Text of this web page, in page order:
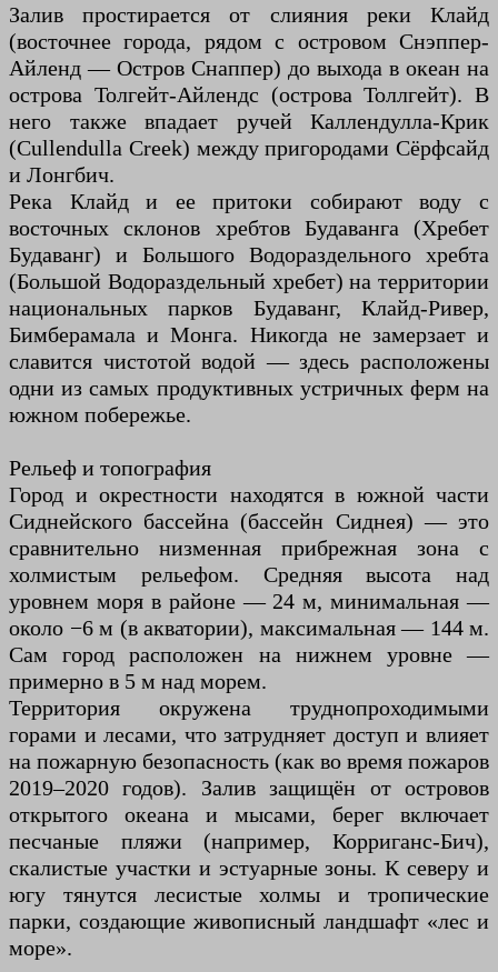
Залив простирается от слияния реки Клайд
(восточнее города, рядом с островом Снэппер-
Айленд — Остров Снаппер) до выхода в океан на
острова Толгейт-Айлендс (острова Толлгейт). В
него также впадает ручей Каллендулла-Крик
(Cullendulla Creek) между пригородами Сёрфсайд
и Лонгбич.
Река Клайд и ее притоки собирают воду с
восточных склонов хребтов Будаванга (Хребет
Будаванг) и Большого Водораздельного хребта
(Большой Водораздельный хребет) на территории
национальных парков Будаванг, Клайд-Ривер,
Бимберамала и Монга. Никогда не замерзает и
славится чистотой водой — здесь расположены
одни из самых продуктивных устричных ферм на
южном побережье.
Рельеф и топография
Город и окрестности находятся в южной части
Сиднейского бассейна (бассейн Сиднея) — это
сравнительно низменная прибрежная зона с
холмистым рельефом. Средняя высота над
уровнем моря в районе — 24 м, минимальная —
около −6 м (в акватории), максимальная — 144 м.
Сам город расположен на нижнем уровне —
примерно в 5 м над морем.
Территория окружена труднопроходимыми
горами и лесами, что затрудняет доступ и влияет
на пожарную безопасность (как во время пожаров
2019–2020 годов). Залив защищён от островов
открытого океана и мысами, берег включает
песчаные пляжи (например, Корриганс-Бич),
скалистые участки и эстуарные зоны. К северу и
югу тянутся лесистые холмы и тропические
парки, создающие живописный ландшафт «лес и
море».